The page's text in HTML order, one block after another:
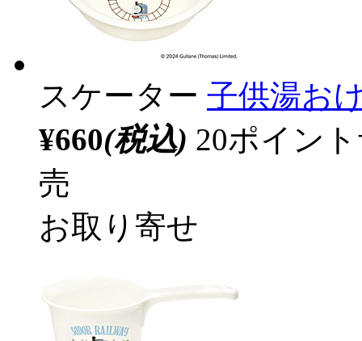
スケーター 子供湯お
¥660(税込) 20ポイン
売
お取り寄せ